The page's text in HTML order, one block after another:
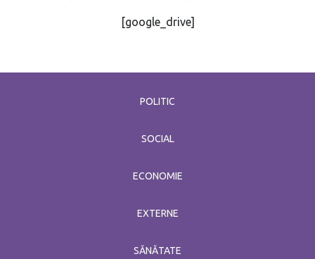
[google_drive]
POLITIC
SOCIAL
ECONOMIE
EXTERNE
SĂNĂTATE